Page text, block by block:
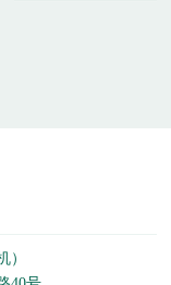
）